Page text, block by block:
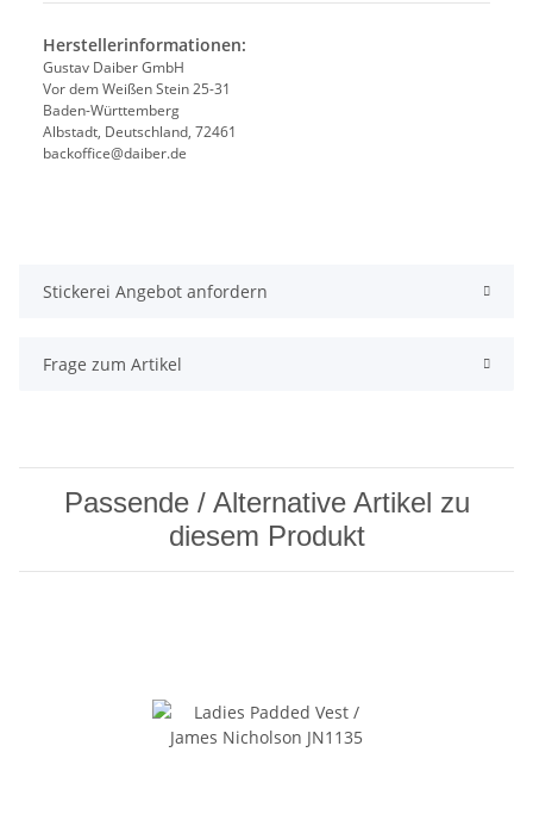
Herstellerinformationen:
Gustav Daiber GmbH
Vor dem Weißen Stein 25-31
Baden-Württemberg
Albstadt, Deutschland, 72461
backoffice@daiber.de
Stickerei Angebot anfordern
Frage zum Artikel
Passende / Alternative Artikel zu
diesem Produkt